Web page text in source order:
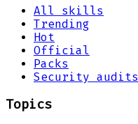
All skills
Trending
Hot
Official
Packs
Security audits
Topics